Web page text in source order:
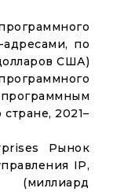
по
США)
2021–
Рынок
IP,
(миллиард